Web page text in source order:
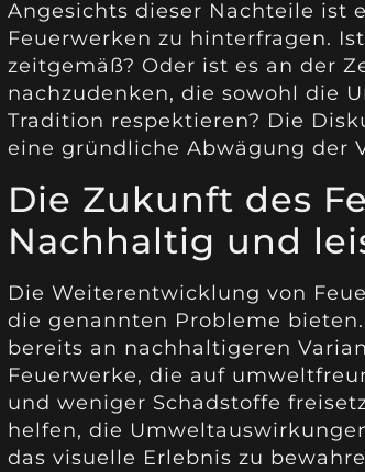
Angesichts dieser Nachteile ist
Feuerwerken zu hinterfragen.
zeitgemäß? Oder ist es an der
nachzudenken, die sowohl die
Tradition respektieren? Die
eine gründliche Abwägung der
Die Zukunft des
Nachhaltig und
Die Weiterentwicklung von
die genannten Probleme
bereits an nachhaltigeren
Feuerwerke, die auf
und weniger Schadstoffe
helfen, die
das visuelle Erlebnis zu